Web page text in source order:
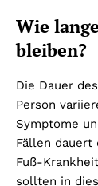
Wie
bleiben?
Die Dauer
Person
Symptome
Fällen dauert
Fuß-
sollten in